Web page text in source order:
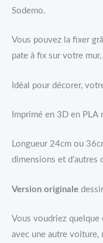
Sodemo.
Vous pouvez la fixer
pate à fix sur votre
Idéal pour décorer,
Imprimé en 3D en
Longueur 24cm ou
dimensions et d’autres
Version originale
Vous voudriez quelque
avec une autre voiture,